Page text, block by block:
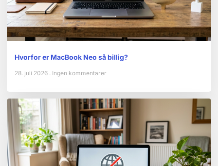
Hvorfor er MacBook Neo så billig?
28. juli 2026 Ingen kommentarer